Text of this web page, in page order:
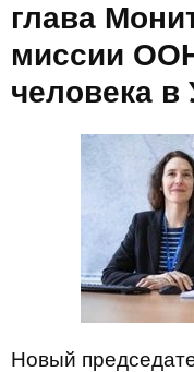
глава
миссии
человека в
Новый